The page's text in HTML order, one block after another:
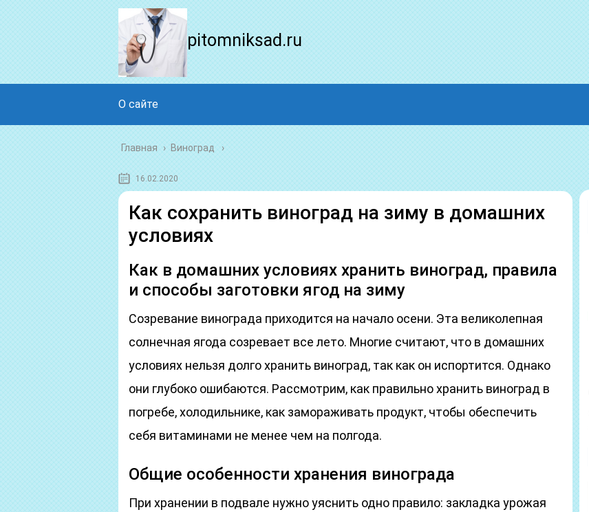
pitomniksad.ru
О сайте
Главная › Виноград
16.02.2020
Как сохранить виноград на зиму в домашних
условиях
Как в домашних условиях хранить виноград, правила
и способы заготовки ягод на зиму
Созревание винограда приходится на начало осени. Эта великолепная
солнечная ягода созревает все лето. Многие считают, что в домашних
условиях нельзя долго хранить виноград, так как он испортится. Однако
они глубоко ошибаются. Рассмотрим, как правильно хранить виноград в
погребе, холодильнике, как замораживать продукт, чтобы обеспечить
себя витаминами не менее чем на полгода.
Общие особенности хранения винограда
При хранении в подвале нужно уяснить одно правило: закладка урожая